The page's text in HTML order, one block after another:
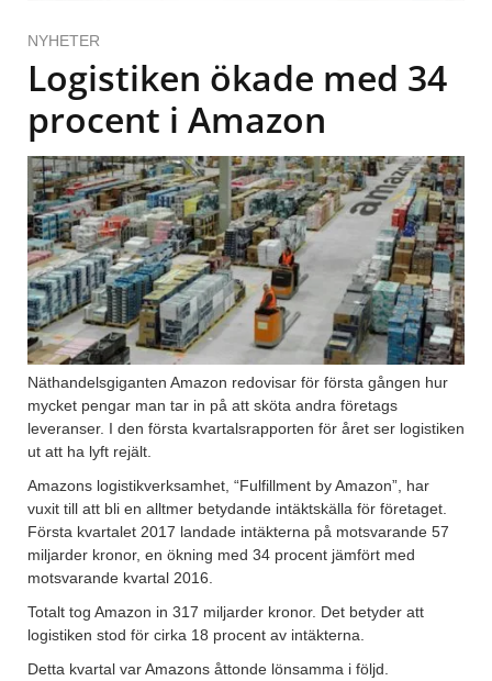
NYHETER
Logistiken ökade med 34
procent i Amazon
Näthandelsgiganten Amazon redovisar för första gången hur
mycket pengar man tar in på att sköta andra företags
leveranser. I den första kvartalsrapporten för året ser logistiken
ut att ha lyft rejält.
Amazons logistikverksamhet, “Fulfillment by Amazon”, har
vuxit till att bli en alltmer betydande intäktskälla för företaget.
Första kvartalet 2017 landade intäkterna på motsvarande 57
miljarder kronor, en ökning med 34 procent jämfört med
motsvarande kvartal 2016.
Totalt tog Amazon in 317 miljarder kronor. Det betyder att
logistiken stod för cirka 18 procent av intäkterna.
Detta kvartal var Amazons åttonde lönsamma i följd.